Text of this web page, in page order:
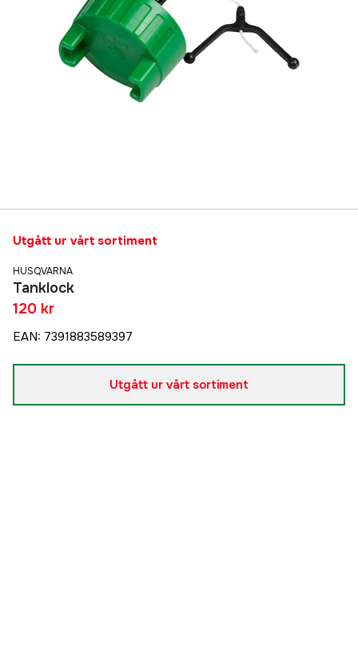
Utgått ur vårt sortiment
HUSQVARNA
Tanklock
120 kr
EAN: 7391883589397
Utgått ur vårt sortiment